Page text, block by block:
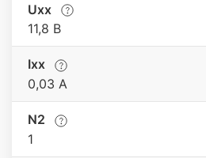
Uхх
11,8 В
Iхх
0,03 A
N2
1